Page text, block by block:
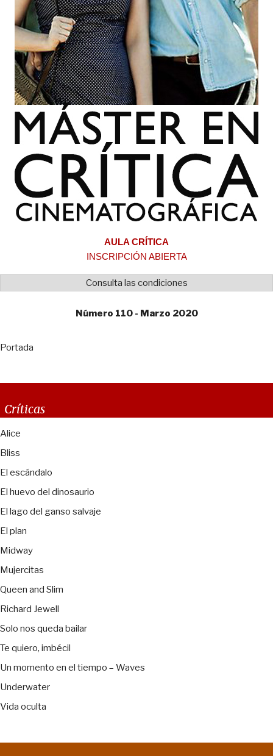
AULA CRÍTICA
INSCRIPCIÓN ABIERTA
Consulta las condiciones
Número 110 - Marzo 2020
Portada
Críticas
Alice
Bliss
El escándalo
El huevo del dinosaurio
El lago del ganso salvaje
El plan
Midway
Mujercitas
Queen and Slim
Richard Jewell
Solo nos queda bailar
Te quiero, imbécil
Un momento en el tiempo – Waves
Underwater
Vida oculta